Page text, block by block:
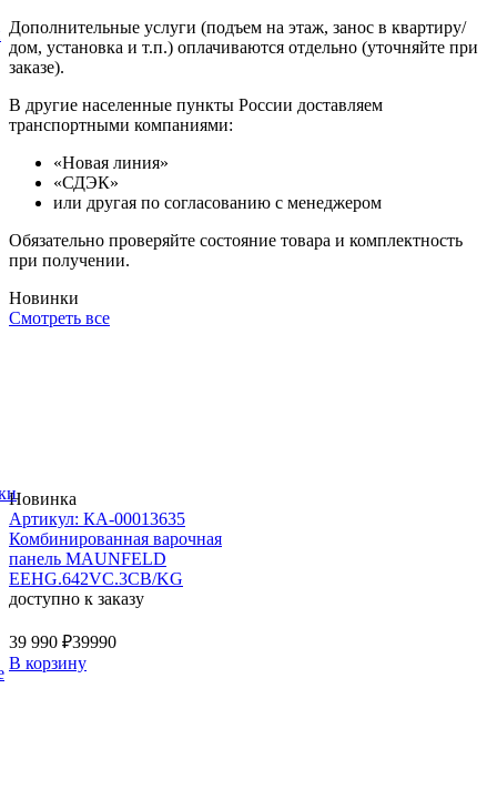
Дополнительные услуги (подъем на этаж, занос в квартиру/
дом, установка и т.п.) оплачиваются отдельно (уточняйте при
заказе).
В другие населенные пункты России доставляем
транспортными компаниями:
«Новая линия»
«СДЭК»
или другая по согласованию с менеджером
Обязательно проверяйте состояние товара и комплектность
при получении.
Новинки
Смотреть все
Новинка
Артикул: КА-00013635
Комбинированная варочная
панель MAUNFELD
EEHG.642VC.3CB/KG
доступно к заказу
39 990 ₽39990
В корзину